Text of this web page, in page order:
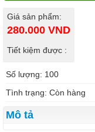
Giá sản phẩm:
280.000 VND
Tiết kiệm được :
Số lượng: 100
Tình trạng: Còn hàng
Mô tả